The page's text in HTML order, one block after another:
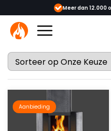
Meer dan 12.000
Aanbieding